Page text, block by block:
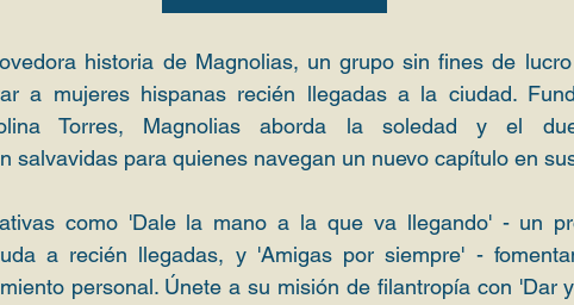
historia de Magnolias, un grupo sin fines de
a mujeres hispanas recién llegadas a la ciudad.
Torres, Magnolias aborda la soledad y el
salvavidas para quienes navegan un nuevo capítulo en
como 'Dale la mano a la que va llegando' - un
a recién llegadas, y 'Amigas por siempre' -
personal. Únete a su misión de filantropía con 'Dar